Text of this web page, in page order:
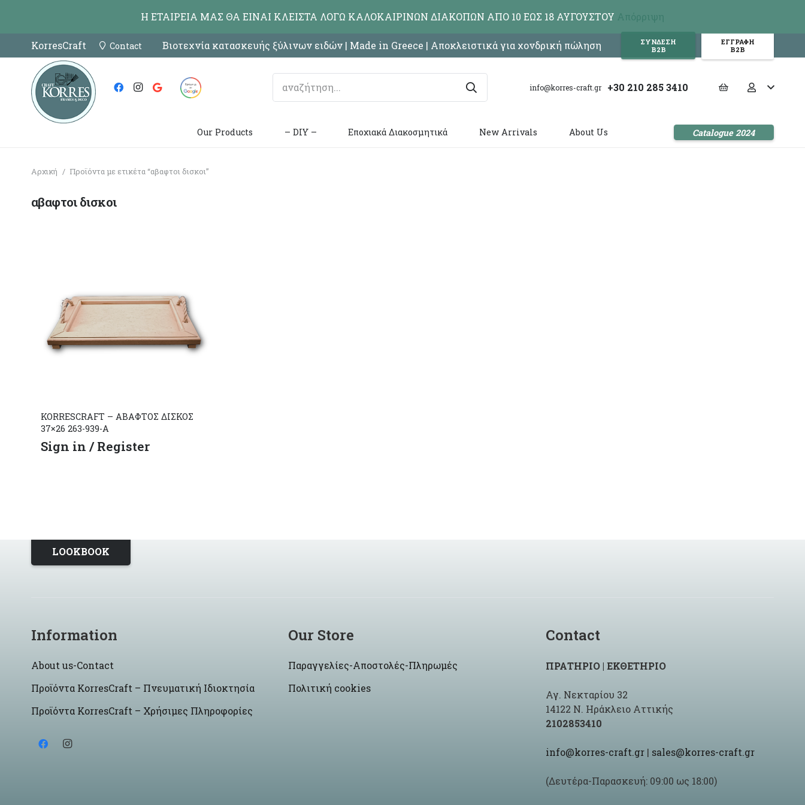
KorresCraft Contact Βιοτεχνία κατασκευής ξύλινων ειδών | Made in Greece | Αποκλειστικά για χονδρική πώληση
ΣΥΝΔΕΣΗ
Β2Β
ΕΓΓΡΑΦΗ
Β2Β
info@korres-craft.gr +30 210 285 3410
Our Products – DIY – Εποχιακά Διακοσμητικά New Arrivals About Us Catalogue 2024
Αρχική / Προϊόντα με ετικέτα “αβαφτοι δισκοι”
αβαφτοι δισκοι
KORRESCRAFT – ΑΒΑΦΤΟΣ ΔΙΣΚΟΣ
37×26 263-939-Α
Sign in / Register
LOOKBOOK
Information
About us-Contact
Προϊόντα KorresCraft – Πνευματική Ιδιοκτησία
Προϊόντα KorresCraft – Χρήσιμες Πληροφορίες
Our Store
Παραγγελίες-Αποστολές-Πληρωμές
Πολιτική cookies
Contact
ΠΡΑΤΗΡΙΟ | ΕΚΘΕΤΗΡΙΟ
Αγ. Νεκταρίου 32
14122 Ν. Ηράκλειο Αττικής
2102853410
info@korres-craft.gr| sales@korres-craft.gr
(Δευτέρα-Παρασκευή: 09:00 ως 18:00)
Η ΕΤΑΙΡΕΙΑ ΜΑΣ ΘΑ ΕΙΝΑΙ ΚΛΕΙΣΤΑ ΛΟΓΩ ΚΑΛΟΚΑΙΡΙΝΩΝ ΔΙΑΚΟΠΩΝ ΑΠΟ 10 ΕΩΣ 18 ΑΥΓΟΥΣΤΟΥ Απόρριψη